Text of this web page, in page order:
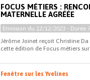
FOCUS MÉTIERS :
MATERNELLE AGRÉÉE
Emission du12/12/2023 - Durée
Jérôme Joinet reçoit Christine
cette édition de Focus métiers
Fenêtre sur les Yvelines